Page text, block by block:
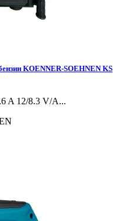
KOENNER-SOEHNEN KS
A 12/8.3 V/А...